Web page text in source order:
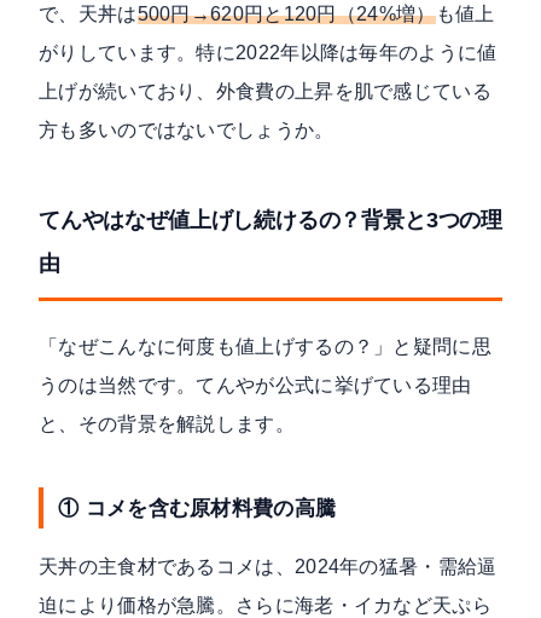
で、天丼は500円→620円と120円（24%増）も値上
がりしています。特に2022年以降は毎年のように値
上げが続いており、外食費の上昇を肌で感じている
方も多いのではないでしょうか。
てんやはなぜ値上げし続けるの？背景と3つの理
由
「なぜこんなに何度も値上げするの？」と疑問に思
うのは当然です。てんやが公式に挙げている理由
と、その背景を解説します。
① コメを含む原材料費の高騰
天丼の主食材であるコメは、2024年の猛暑・需給逼
迫により価格が急騰。さらに海老・イカなど天ぷら